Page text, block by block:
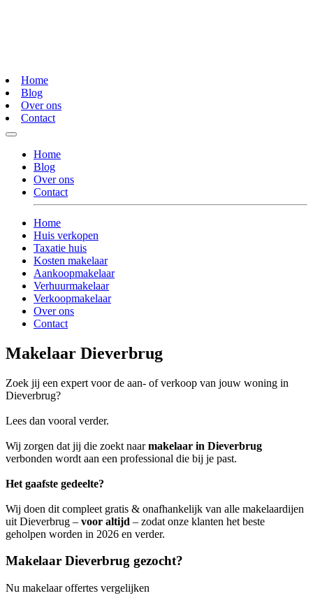
Home
Blog
Over ons
Contact
Home
Blog
Over ons
Contact
Home
Huis verkopen
Taxatie huis
Kosten makelaar
Aankoopmakelaar
Verhuurmakelaar
Verkoopmakelaar
Over ons
Contact
Makelaar Dieverbrug
Zoek jij een expert voor de aan- of verkoop van jouw woning in
Dieverbrug?
Lees dan vooral verder.
Wij zorgen dat jij die zoekt naarmakelaar in Dieverbrug
verbonden wordt aan een professional die bij je past.
Het gaafste gedeelte?
Wij doen dit compleet gratis & onafhankelijk van alle makelaardijen
uit Dieverbrug – voor altijd – zodat onze klanten het beste
geholpen worden in 2026 en verder.
Makelaar Dieverbrug gezocht?
Nu makelaar offertes vergelijken